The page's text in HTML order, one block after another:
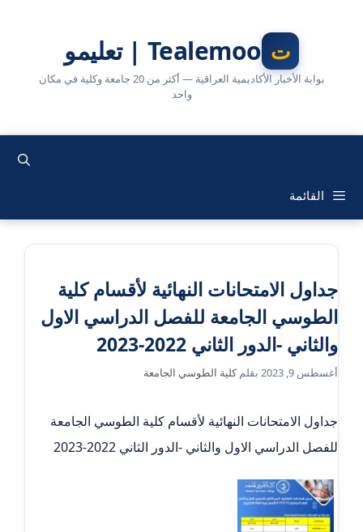
Tealemoo | تعليمو
بوابة الأخبار الأكاديمية العراقية — أكثر من 20 جامعة وكلية في مكان
واحد
القائمة
جداول الامتحانات النهائية لأقسام كلية
الطوسي الجامعة للفصل الدراسي الاول
والثاني -الدور الثاني 2022-2023
أغسطس 9, 2023 بقلمكلية الطوسي الجامعة
جداول الامتحانات النهائية لأقسام كلية الطوسي الجامعة
للفصل الدراسي الاول والثاني -الدور الثاني 2022-2023